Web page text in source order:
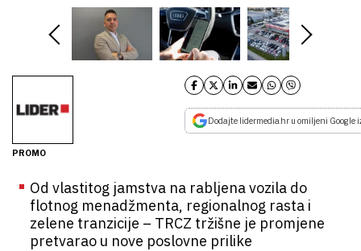
PROMO
Dodajte lidermedia.hr u omiljeni Google
Od vlastitog jamstva na rabljena vozila do
flotnog menadžmenta, regionalnog rasta i
zelene tranzicije – TRCZ tržišne je promjene
pretvarao u nove poslovne prilike